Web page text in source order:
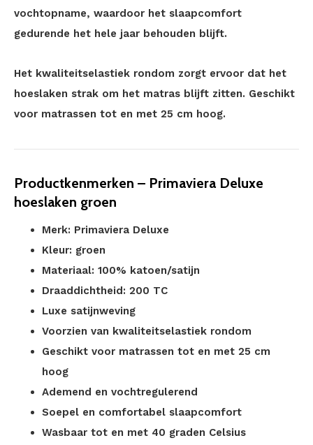
vochtopname, waardoor het slaapcomfort
gedurende het hele jaar behouden blijft.
Het kwaliteitselastiek rondom zorgt ervoor dat het
hoeslaken strak om het matras blijft zitten. Geschikt
voor matrassen tot en met 25 cm hoog.
Productkenmerken – Primaviera Deluxe
hoeslaken groen
Merk: Primaviera Deluxe
Kleur: groen
Materiaal: 100% katoen/satijn
Draaddichtheid: 200 TC
Luxe satijnweving
Voorzien van kwaliteitselastiek rondom
Geschikt voor matrassen tot en met 25 cm
hoog
Ademend en vochtregulerend
Soepel en comfortabel slaapcomfort
Wasbaar tot en met 40 graden Celsius